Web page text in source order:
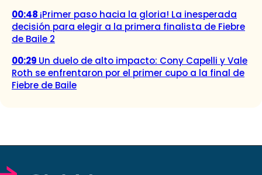
00:48 ¡Primer paso hacia la gloria! La inesperada
decisión para elegir a la primera finalista de Fiebre
de Baile 2
00:29 Un duelo de alto impacto: Cony Capelli y Vale
Roth se enfrentaron por el primer cupo a la final de
Fiebre de Baile